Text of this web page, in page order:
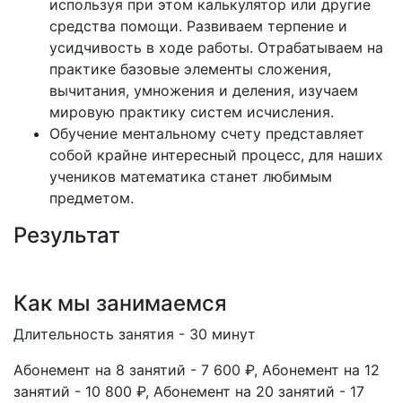
используя при этом калькулятор или другие
средства помощи. Развиваем терпение и
усидчивость в ходе работы. Отрабатываем на
практике базовые элементы сложения,
вычитания, умножения и деления, изучаем
мировую практику систем исчисления.
Обучение ментальному счету представляет
собой крайне интересный процесс, для наших
учеников математика станет любимым
предметом.
Результат
Как мы занимаемся
Длительность занятия - 30 минут
Абонемент на 8 занятий - 7 600 ₽, Абонемент на 12
занятий - 10 800 ₽, Абонемент на 20 занятий - 17